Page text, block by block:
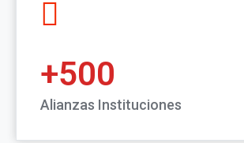
500
Alianzas Instituciones